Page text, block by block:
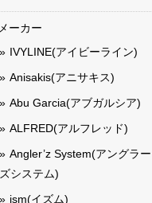
メーカー
IVYLINE(アイビーライン)
Anisakis(アニサキス)
Abu Garcia(アブガルシア)
ALFRED(アルフレッド)
Angler’z System(アングラー
ズシステム)
ism(イズム)